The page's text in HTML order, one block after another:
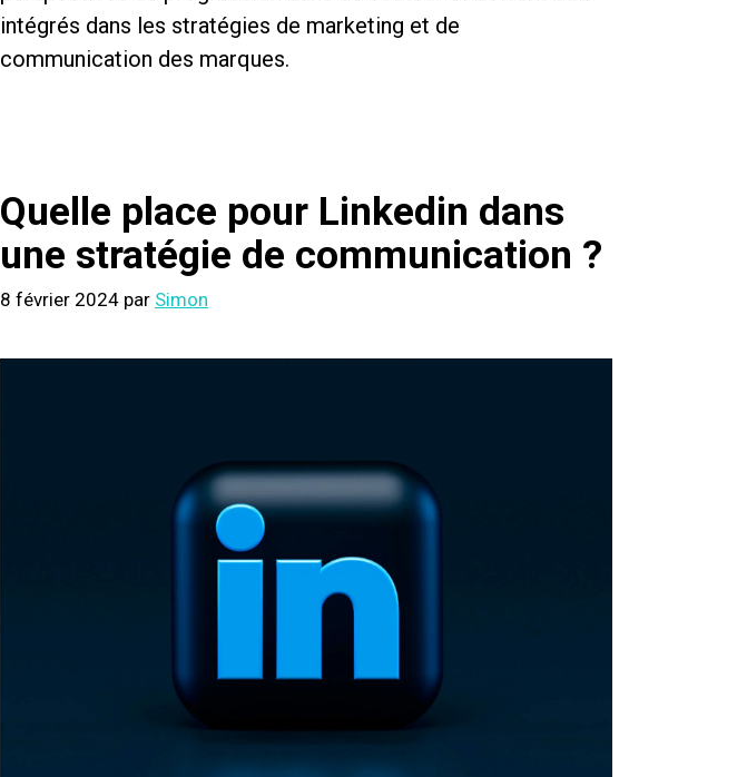
intégrés dans les stratégies de marketing et de
communication des marques.
Quelle place pour Linkedin dans
une stratégie de communication ?
8 février 2024 par Simon